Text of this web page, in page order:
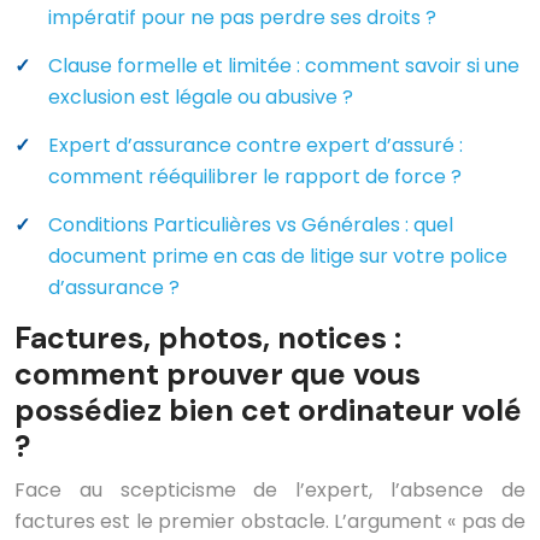
impératif pour ne pas perdre ses droits ?
Clause formelle et limitée : comment savoir si une
exclusion est légale ou abusive ?
Expert d’assurance contre expert d’assuré :
comment rééquilibrer le rapport de force ?
Conditions Particulières vs Générales : quel
document prime en cas de litige sur votre police
d’assurance ?
Factures, photos, notices :
comment prouver que vous
possédiez bien cet ordinateur volé
?
Face au scepticisme de l’expert, l’absence de
factures est le premier obstacle. L’argument « pas de